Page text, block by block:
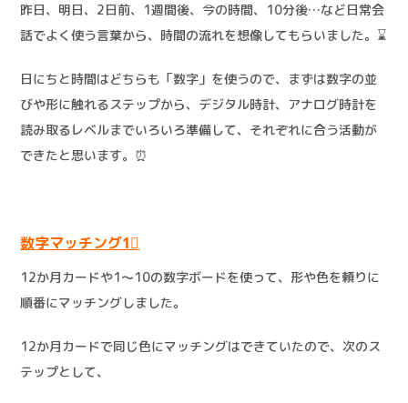
昨日、明日、2日前、1週間後、今の時間、10分後…など日常会
話でよく使う言葉から、時間の流れを想像してもらいました。⌛
日にちと時間はどちらも「数字」を使うので、まずは数字の並
びや形に触れるステップから、デジタル時計、アナログ時計を
読み取るレベルまでいろいろ準備して、それぞれに合う活動が
できたと思います。⏰
数字マッチング1⃣
12か月カードや1～10の数字ボードを使って、形や色を頼りに
順番にマッチングしました。
12か月カードで同じ色にマッチングはできていたので、次のス
テップとして、